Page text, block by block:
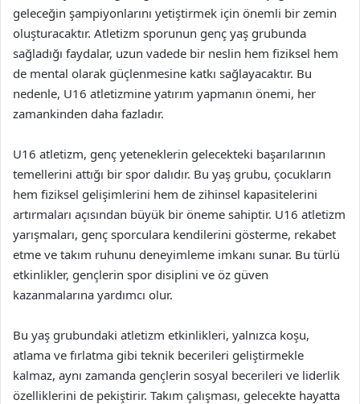
geleceğin şampiyonlarını yetiştirmek için önemli bir zemin
oluşturacaktır. Atletizm sporunun genç yaş grubunda
sağladığı faydalar, uzun vadede bir neslin hem fiziksel hem
de mental olarak güçlenmesine katkı sağlayacaktır. Bu
nedenle, U16 atletizmine yatırım yapmanın önemi, her
zamankinden daha fazladır.
U16 atletizm, genç yeteneklerin gelecekteki başarılarının
temellerini attığı bir spor dalıdır. Bu yaş grubu, çocukların
hem fiziksel gelişimlerini hem de zihinsel kapasitelerini
artırmaları açısından büyük bir öneme sahiptir. U16 atletizm
yarışmaları, genç sporculara kendilerini gösterme, rekabet
etme ve takım ruhunu deneyimleme imkanı sunar. Bu türlü
etkinlikler, gençlerin spor disiplini ve öz güven
kazanmalarına yardımcı olur.
Bu yaş grubundaki atletizm etkinlikleri, yalnızca koşu,
atlama ve fırlatma gibi teknik becerileri geliştirmekle
kalmaz, aynı zamanda gençlerin sosyal becerileri ve liderlik
özelliklerini de pekiştirir. Takım çalışması, gelecekte hayatta